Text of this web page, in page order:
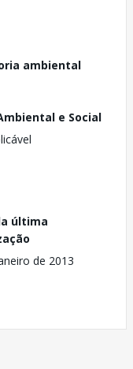
ambiental
e Social
última
de 2013